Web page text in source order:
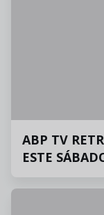
ABP TV
ESTE